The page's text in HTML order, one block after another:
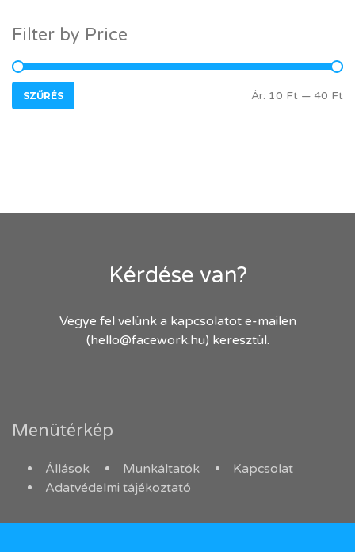
Filter by Price
MIN ÁR
MAX ÁR
SZŰRÉS Ár: 10 Ft — 40 Ft
Kérdése van?
Vegye fel velünk a kapcsolatot e-mailen
(hello@facework.hu) keresztül.
Menütérkép
Állások Munkáltatók
Kapcsolat
Adatvédelmi tájékoztató